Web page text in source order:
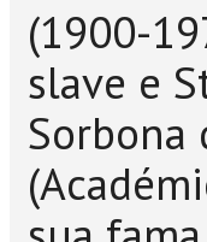
(1900-
slave e
Sorbona